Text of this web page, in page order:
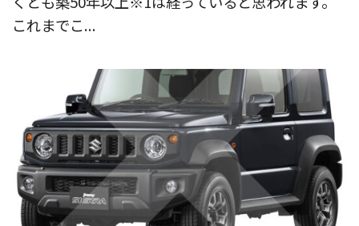
これまでこ...